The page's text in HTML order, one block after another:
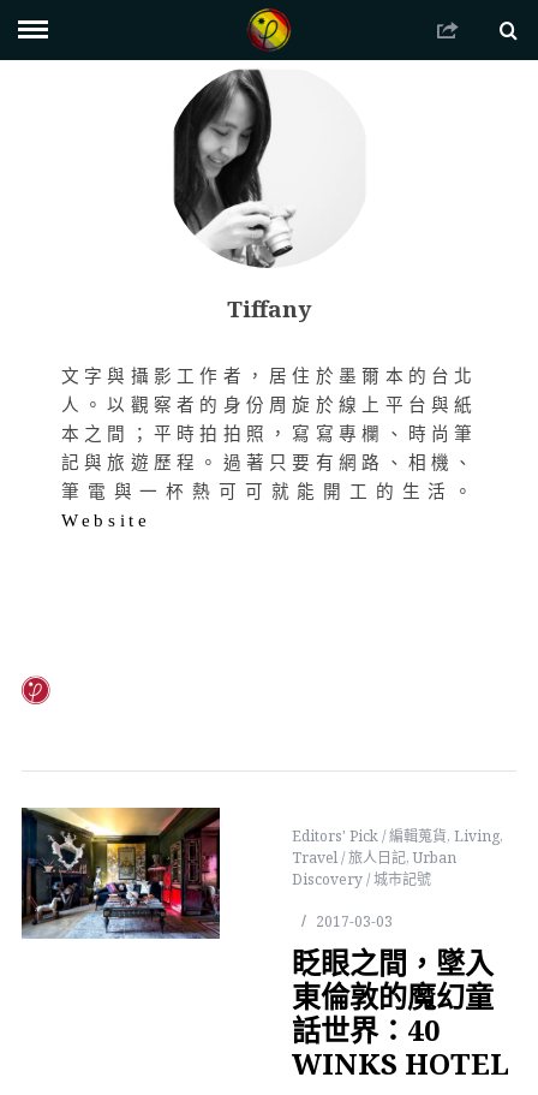
Tiffany
文字與攝影工作者，居住於墨爾本的台北
人。以觀察者的身份周旋於線上平台與紙
本之間；平時拍拍照，寫寫專欄、時尚筆
記與旅遊歷程。過著只要有網路、相機、
筆電與一杯熱可可就能開工的生活。
Website
Editors' Pick / 編輯蒐貨, Living,
Travel / 旅人日記,Urban
Discovery / 城市記號
2017-03-03
眨眼之間，墜入
東倫敦的魔幻童
話世界：40
WINKS HOTEL